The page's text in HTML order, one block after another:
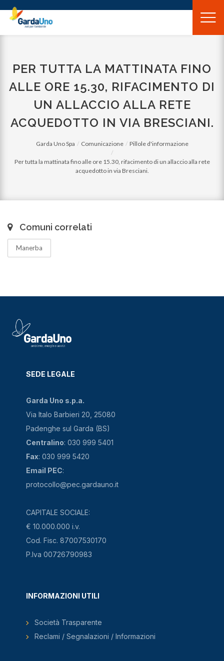
Gardauno
Spa
PER TUTTA LA MATTINATA FINO
ALLE ORE 15.30, RIFACIMENTO DI
UN ALLACCIO ALLA RETE
ACQUEDOTTO IN VIA BRESCIANI.
Garda Uno Spa Comunicazione Pillole d'informazione
Per tutta la mattinata fino alle ore 15.30, rifacimento di un allaccio alla rete
acquedotto in via Bresciani.
Comuni correlati
Manerba
SEDE LEGALE
Garda Uno s.p.a.
Via Italo Barbieri 20, 25080
Padenghe sul Garda (BS)
Centralino: 030 999 5401
Fax: 030 999 5420
Email PEC:
protocollo@pec.gardauno.it
CAPITALE SOCIALE:
€ 10.000.000 i.v.
Cod. Fisc. 87007530170
P.Iva 00726790983
INFORMAZIONI UTILI
Società Trasparente
Reclami / Segnalazioni / Informazioni